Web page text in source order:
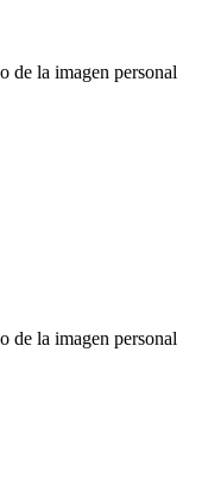
de la imagen personal
de la imagen personal